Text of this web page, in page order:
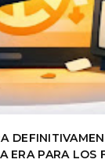
ERA PARA LOS